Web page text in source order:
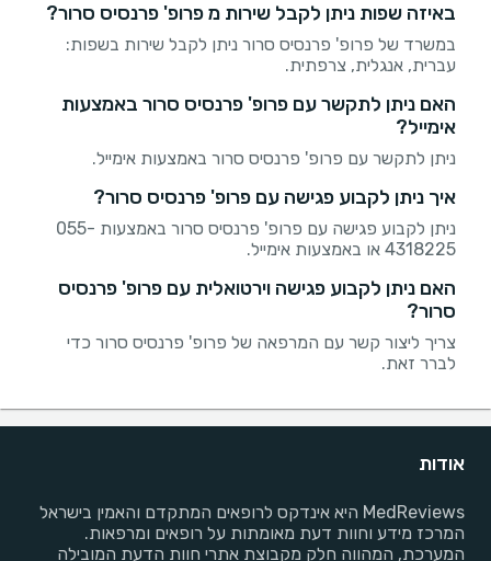
באיזה שפות ניתן לקבל שירות מ פרופ' פרנסיס סרור?
במשרד של פרופ' פרנסיס סרור ניתן לקבל שירות בשפות:
עברית, אנגלית, צרפתית.
האם ניתן לתקשר עם פרופ' פרנסיס סרור באמצעות
אימייל?
ניתן לתקשר עם פרופ' פרנסיס סרור באמצעות אימייל.
איך ניתן לקבוע פגישה עם פרופ' פרנסיס סרור?
ניתן לקבוע פגישה עם פרופ' פרנסיס סרור באמצעות 055-
4318225 או באמצעות אימייל.
האם ניתן לקבוע פגישה וירטואלית עם פרופ' פרנסיס
סרור?
צריך ליצור קשר עם המרפאה של פרופ' פרנסיס סרור כדי
לברר זאת.
אודות
MedReviews היא אינדקס לרופאים המתקדם והאמין בישראל
המרכז מידע וחוות דעת מאומתות על רופאים ומרפאות.
המערכת, המהווה חלק מקבוצת אתרי חוות הדעת המובילה